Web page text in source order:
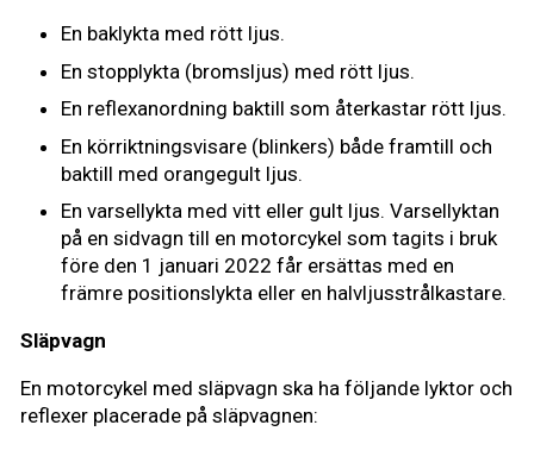
En baklykta med rött ljus.
En stopplykta (bromsljus) med rött ljus.
En reflexanordning baktill som återkastar rött ljus.
En körriktningsvisare (blinkers) både framtill och
baktill med orangegult ljus.
En varsellykta med vitt eller gult ljus. Varsellyktan
på en sidvagn till en motorcykel som tagits i bruk
före den 1 januari 2022 får ersättas med en
främre positionslykta eller en halvljusstrålkastare.
Släpvagn
En motorcykel med släpvagn ska ha följande lyktor och
reflexer placerade på släpvagnen: